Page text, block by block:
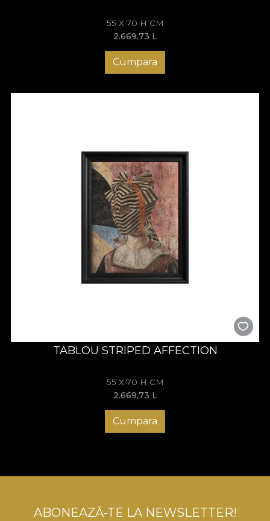
55 X 70 H CM
2.669,73 L
Cumpara
TABLOU STRIPED AFFECTION
55 X 70 H CM
2.669,73 L
Cumpara
ABONEAZĂ-TE LA NEWSLETTER!